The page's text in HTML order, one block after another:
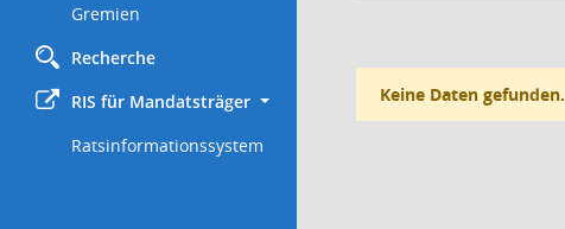
Gremien
Recherche
RIS für Mandatsträger
Ratsinformationssystem
Keine Daten gefunden.